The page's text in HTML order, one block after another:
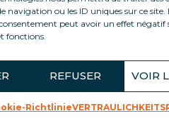
navigation ou les ID uniques sur ce site.
peut avoir un effet négatif
fonctions.
REFUSER VOIR
Richtlinie
Zubehör